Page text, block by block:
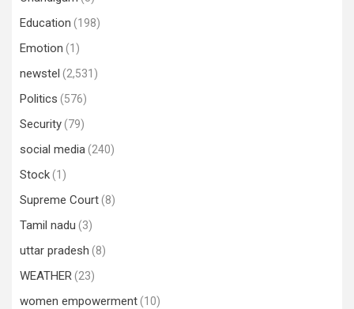
Education (198)
Emotion (1)
newstel (2,531)
Politics (576)
Security(79)
social media (240)
Stock(1)
Supreme Court(8)
Tamil nadu (3)
uttar pradesh (8)
WEATHER (23)
women empowerment(10)